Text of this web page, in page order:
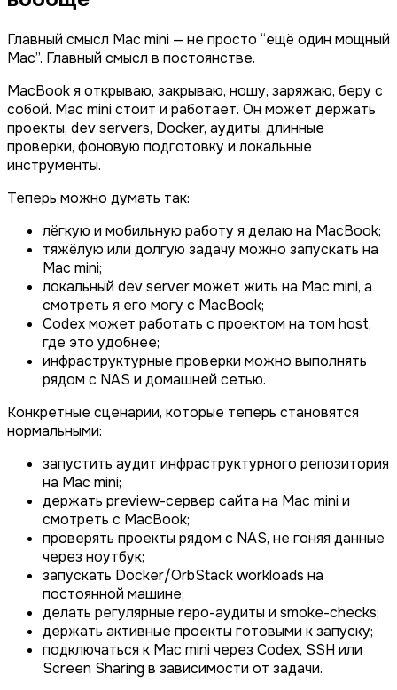
Главный смысл Mac mini — не просто “ещё один мощный
Mac”. Главный смысл в постоянстве.
MacBook я открываю, закрываю, ношу, заряжаю, беру с
собой. Mac mini стоит и работает. Он может держать
проекты, dev servers, Docker, аудиты, длинные
проверки, фоновую подготовку и локальные
инструменты.
Теперь можно думать так:
лёгкую и мобильную работу я делаю на MacBook;
тяжёлую или долгую задачу можно запускать на
Mac mini;
локальный dev server может жить на Mac mini, а
смотреть я его могу с MacBook;
Codex может работать с проектом на том host,
где это удобнее;
инфраструктурные проверки можно выполнять
рядом с NAS и домашней сетью.
Конкретные сценарии, которые теперь становятся
нормальными:
запустить аудит инфраструктурного репозитория
на Mac mini;
держать preview-сервер сайта на Mac mini и
смотреть с MacBook;
проверять проекты рядом с NAS, не гоняя данные
через ноутбук;
запускать Docker/OrbStack workloads на
постоянной машине;
делать регулярные repo-аудиты и smoke-checks;
держать активные проекты готовыми к запуску;
подключаться к Mac mini через Codex, SSH или
Screen Sharing в зависимости от задачи.